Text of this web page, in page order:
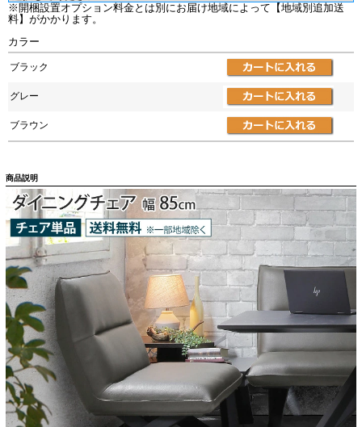
※開梱設置オプション料金とは別にお届け地域によって【地域別追加送
料】がかかります。
カラー
ブラック
グレー
ブラウン
商品説明